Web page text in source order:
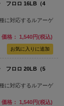
フロロ 16LB（4
に対応するルアーゲ
価格： 1,540円(税込)
フロロ 20LB（5
に対応するルアーゲ
価格： 1,540円(税込)